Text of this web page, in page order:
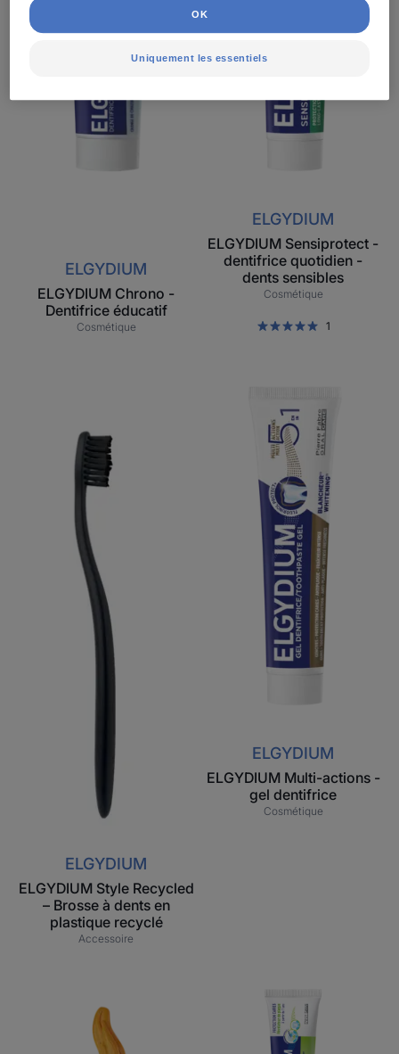
ELGYDIUM
ELGYDIUM Chrono -
Dentifrice éducatif
Cosmétique
ELGYDIUM
ELGYDIUM Sensiprotect -
dentifrice quotidien -
dents sensibles
Cosmétique
1
–
Brosse
à
ELGYDIUM
ELGYDIUM Style Recycled
– Brosse à dents en
plastique recyclé
Accessoire
actions
-
gel
dentifrice
ELGYDIUM
ELGYDIUM Multi-actions -
gel dentifrice
Cosmétique
Kids
Dragon
2/6
Révélateur
de
Plaque
Uniquement les essentiels
OK